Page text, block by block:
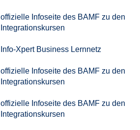
offizielle Infoseite des BAMF zu den
Integrationskursen
Info-Xpert Business Lernnetz
offizielle Infoseite des BAMF zu den
Integrationskursen
offizielle Infoseite des BAMF zu den
Integrationskursen